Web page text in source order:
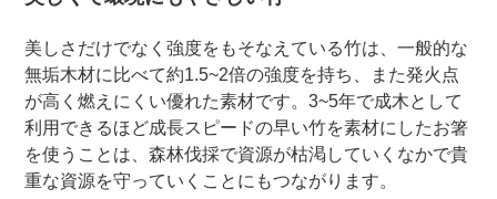
美しさだけでなく強度をもそなえている竹は、一般的な
無垢木材に比べて約1.5~2倍の強度を持ち、また発火点
が高く燃えにくい優れた素材です。3~5年で成木として
利用できるほど成長スピードの早い竹を素材にしたお箸
を使うことは、森林伐採で資源が枯渇していくなかで貴
重な資源を守っていくことにもつながります。